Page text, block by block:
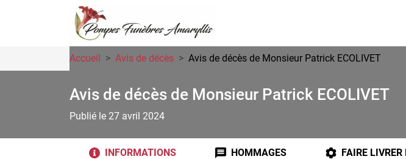
Accueil Avis de décès Avis de décès de Monsieur Patrick ECOLIVET
Avis de décès de Monsieur Patrick ECOLIVET
Publié le 27 avril 2024
INFORMATIONS HOMMAGES FAIRE LIVRER